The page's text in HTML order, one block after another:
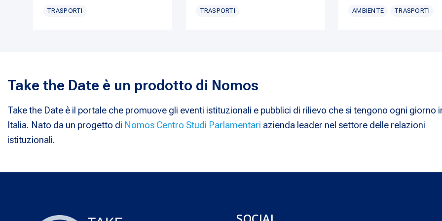
TRASPORTI TRASPORTI AMBIENTE TRASPORTI
Take the Date è un prodotto di Nomos
Take the Date è il portale che promuove gli eventi istituzionali e pubblici di rilievo che si tengono ogni giorno
Italia. Nato da un progetto di Nomos Centro Studi Parlamentari azienda leader nel settore delle relazioni
istituzionali.